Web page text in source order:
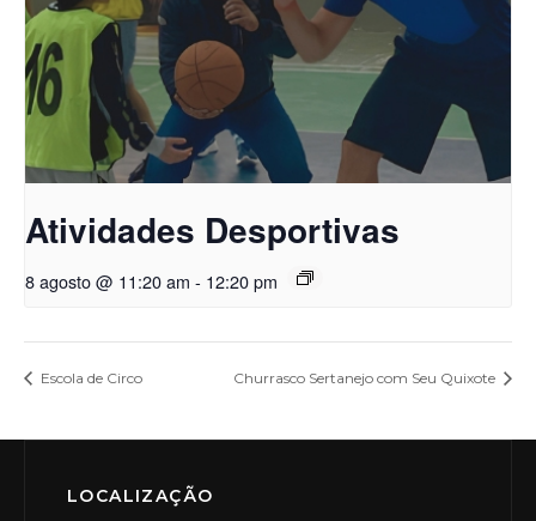
Atividades Desportivas
8 agosto @ 11:20 am - 12:20 pm
Escola de Circo Churrasco Sertanejo com Seu Quixote
LOCALIZAÇÃO